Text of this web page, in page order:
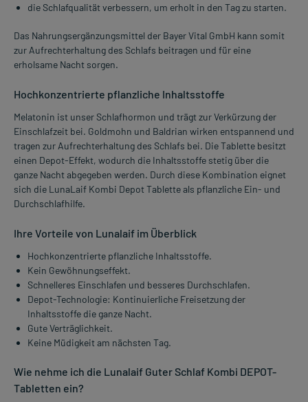
die Schlafqualität verbessern, um erholt in den Tag zu starten.
Das Nahrungsergänzungsmittel der Bayer Vital GmbH kann somit
zur Aufrechterhaltung des Schlafs beitragen und für eine
erholsame Nacht sorgen.
Hochkonzentrierte pflanzliche Inhaltsstoffe
Melatonin ist unser Schlafhormon und trägt zur Verkürzung der
Einschlafzeit bei. Goldmohn und Baldrian wirken entspannend und
tragen zur Aufrechterhaltung des Schlafs bei. Die Tablette besitzt
einen Depot-Effekt, wodurch die Inhaltsstoffe stetig über die
ganze Nacht abgegeben werden. Durch diese Kombination eignet
sich die LunaLaif Kombi Depot Tablette als pflanzliche Ein- und
Durchschlafhilfe.
Ihre Vorteile von Lunalaif im Überblick
Hochkonzentrierte pflanzliche Inhaltsstoffe.
Kein Gewöhnungseffekt.
Schnelleres Einschlafen und besseres Durchschlafen.
Depot-Technologie: Kontinuierliche Freisetzung der
Inhaltsstoffe die ganze Nacht.
Gute Verträglichkeit.
Keine Müdigkeit am nächsten Tag.
Wie nehme ich die Lunalaif Guter Schlaf Kombi DEPOT-
Tabletten ein?